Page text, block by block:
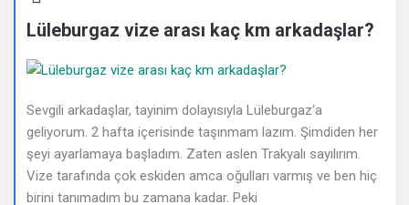
ve
Deneyimleri
En
sonuncu
Sorular
Lüleburgaz vize arası kaç km arkadaşlar?
Sevgili arkadaşlar, tayinim dolayısıyla Lüleburgaz‘a
geliyorum. 2 hafta içerisinde taşınmam lazım. Şimdiden her
şeyi ayarlamaya başladım. Zaten aslen Trakyalı sayılırım.
Vize tarafında çok eskiden amca oğulları varmış ve ben hiç
birini tanımadım bu zamana kadar. Peki